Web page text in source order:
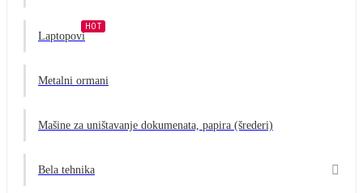
Laptopovi
HOT
Metalni ormani
Mašine za uništavanje dokumenata, papira (šrederi)
Bela tehnika 